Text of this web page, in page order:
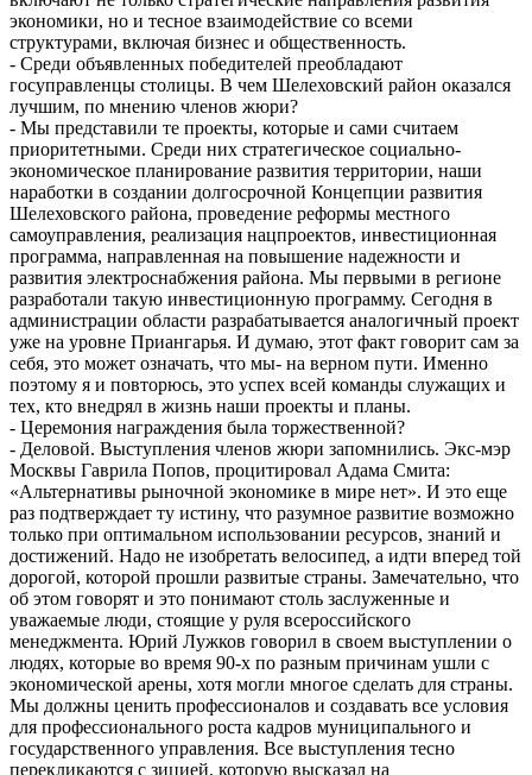
экономики, но и тесное взаимодействие со всеми
структурами, включая бизнес и общественность.
- Среди объявленных победителей преобладают
госуправленцы столицы. В чем Шелеховский район оказался
лучшим, по мнению членов жюри?
- Мы представили те проекты, которые и сами считаем
приоритетными. Среди них стратегическое социально-
экономическое планирование развития территории, наши
наработки в создании долгосрочной Концепции развития
Шелеховского района, проведение реформы местного
самоуправления, реализация нацпроектов, инвестиционная
программа, направленная на повышение надежности и
развития электроснабжения района. Мы первыми в регионе
разработали такую инвестиционную программу. Сегодня в
администрации области разрабатывается аналогичный проект
уже на уровне Приангарья. И думаю, этот факт говорит сам за
себя, это может означать, что мы- на верном пути. Именно
поэтому я и повторюсь, это успех всей команды служащих и
тех, кто внедрял в жизнь наши проекты и планы.
- Церемония награждения была торжественной?
- Деловой. Выступления членов жюри запомнились. Экс-мэр
Москвы Гаврила Попов, процитировал Адама Смита:
«Альтернативы рыночной экономике в мире нет». И это еще
раз подтверждает ту истину, что разумное развитие возможно
только при оптимальном использовании ресурсов, знаний и
достижений. Надо не изобретать велосипед, а идти вперед той
дорогой, которой прошли развитые страны. Замечательно, что
об этом говорят и это понимают столь заслуженные и
уважаемые люди, стоящие у руля всероссийского
менеджмента. Юрий Лужков говорил в своем выступлении о
людях, которые во время 90-х по разным причинам ушли с
экономической арены, хотя могли многое сделать для страны.
Мы должны ценить профессионалов и создавать все условия
для профессионального роста кадров муниципального и
государственного управления. Все выступления тесно
перекликаются с зицией, которую высказал на